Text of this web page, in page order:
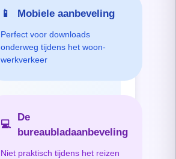
📱 Mobiele aanbeveling
Perfect voor downloads
onderweg tijdens het woon-
werkverkeer
💻
De
bureaubladaanbeveling
Niet praktisch tijdens het reizen